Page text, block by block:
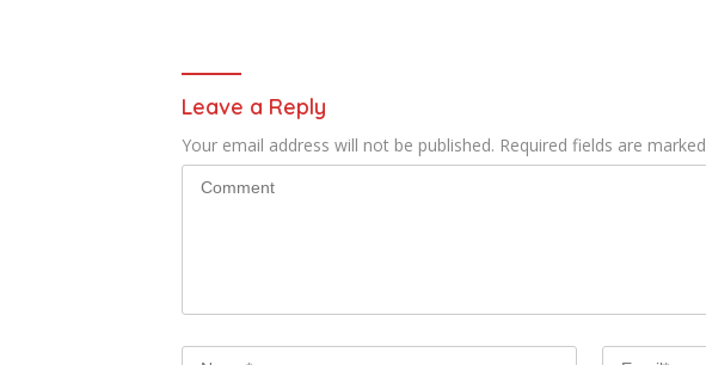
Leave a Reply
Your email address will not be published. Required fields are marked